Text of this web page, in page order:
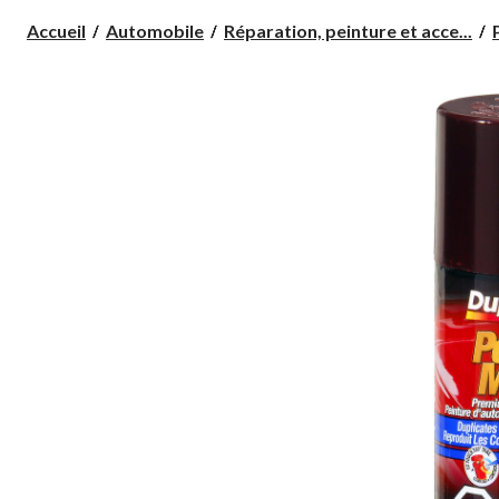
Accueil Automobile Réparation, peinture et acce...